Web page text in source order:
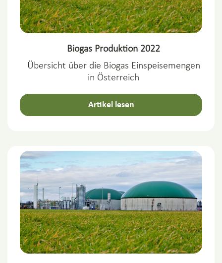
Biogas Produktion 2022
Übersicht über die Biogas Einspeisemengen
in Österreich
Artikel lesen